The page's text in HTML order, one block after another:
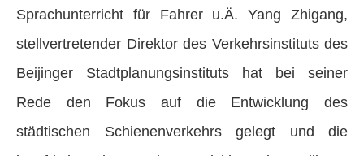
Sprachunterricht für Fahrer u.Ä. Yang Zhigang,
stellvertretender Direktor des Verkehrsinstituts des
Beijinger Stadtplanungsinstituts hat bei seiner
Rede den Fokus auf die Entwicklung des
städtischen Schienenverkehrs gelegt und die